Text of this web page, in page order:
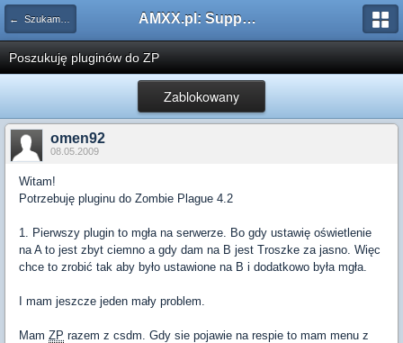
← Szukam pluginu AMXX.pl: Support AMX Mod X i SourceMod
Poszukuję pluginów do ZP
Zablokowany
omen92
08.05.2009
Witam!
Potrzebuję pluginu do Zombie Plague 4.2
1. Pierwszy plugin to mgła na serwerze. Bo gdy ustawię oświetlenie
na A to jest zbyt ciemno a gdy dam na B jest Troszke za jasno. Więc
chce to zrobić tak aby było ustawione na B i dodatkowo była mgła.
I mam jeszcze jeden mały problem.
Mam ZP razem z csdm. Gdy sie pojawie na respie to mam menu z